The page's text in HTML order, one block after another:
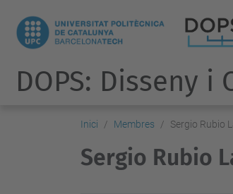
DOPS: Disseny
Inici Membres Sergio Rubio
Sergio Rubio